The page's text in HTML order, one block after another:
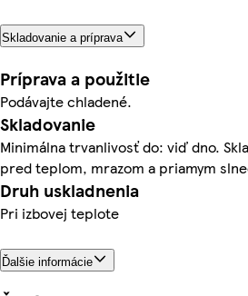
Skladovanie a príprava
Príprava a použitie
Podávajte chladené.
Skladovanie
Minimálna trvanlivosť do: viď dno.
pred teplom, mrazom a priamym
Druh uskladnenia
Pri izbovej teplote
Ďalšie informácie